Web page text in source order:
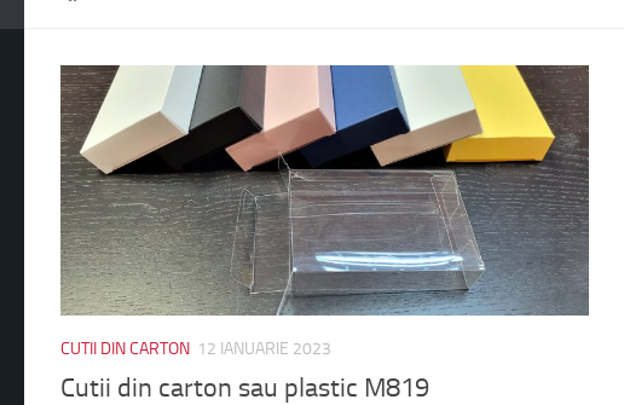
CUTII DIN CARTON 12 IANUARIE 2023
Cutii din carton sau plastic M819